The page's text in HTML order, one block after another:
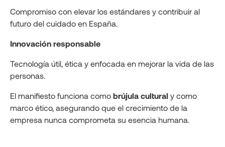
Compromiso con elevar los estándares y contribuir al
futuro del cuidado en España.
Innovación responsable
Tecnología útil, ética y enfocada en mejorar la vida de las
personas.
El manifiesto funciona como brújula cultural y como
marco ético, asegurando que el crecimiento de la
empresa nunca comprometa su esencia humana.